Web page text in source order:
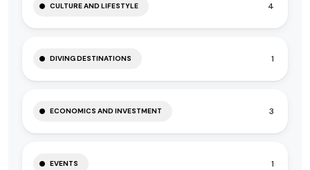
CULTURE AND LIFESTYLE 4
DIVING DESTINATIONS 1
ECONOMICS AND INVESTMENT 3
EVENTS 1